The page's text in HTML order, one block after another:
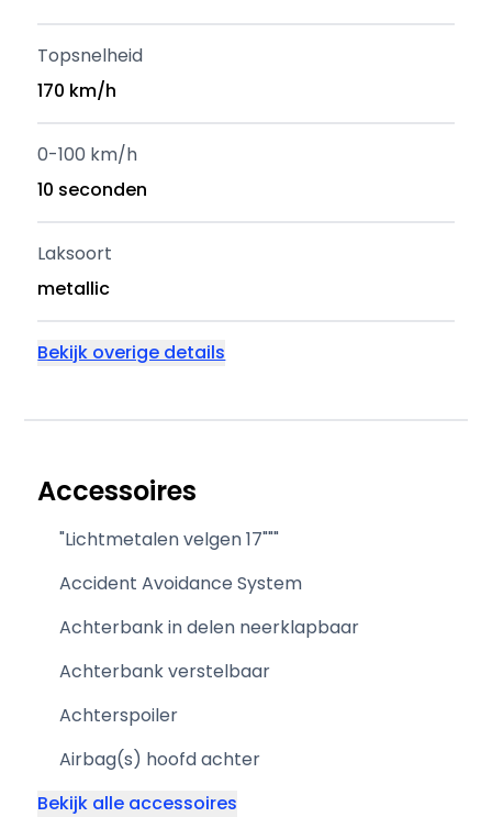
Topsnelheid
170 km/h
0-100 km/h
10 seconden
Laksoort
metallic
Bekijk overige details
Accessoires
"Lichtmetalen velgen 17"""
Accident Avoidance System
Achterbank in delen neerklapbaar
Achterbank verstelbaar
Achterspoiler
Airbag(s) hoofd achter
Bekijk alle accessoires